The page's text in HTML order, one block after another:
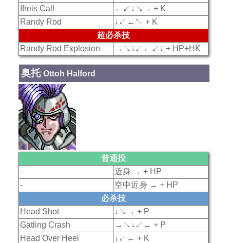
Ifreis Call
←↙↓↘→ + K
Randy Rod
↓↙←↖ + K
超必杀技
Randy Rod Explosion
→↘↓↙←↙↓ + HP+HK
奥托 Ottoh Halford
普通投
-
近身 → + HP
-
空中近身 → + HP
必杀技
Head Shot
↓↘→ + P
Gatling Crash
→↘↓↙← + P
Head Over Heel
↓↙← + K